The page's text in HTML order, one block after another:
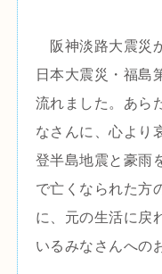
阪神淡路大震災
日本大震災・福島
流れました。あら
なさんに、心より
登半島地震と豪雨
で亡くなられた方
に、元の生活に戻
いるみなさんへの